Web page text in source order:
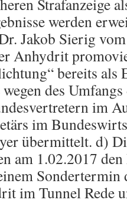
Strafanzeige
werden
Jakob Sierig
Anhydrit
bereits als
des
im
im
übermittelt. d)
am 1.02.2017
Sondertermin
im Tunnel Rede